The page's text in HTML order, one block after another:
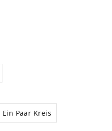
Ein Paar Kreis